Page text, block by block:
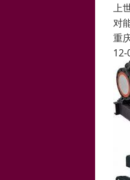
上
对
重
12-